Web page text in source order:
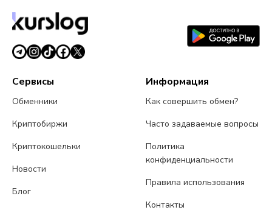
Сервисы
Обменники
Криптобиржи
Криптокошельки
Новости
Блог
Информация
Как совершить обмен?
Часто задаваемые вопросы
Политика
конфиденциальности
Правила использования
Контакты